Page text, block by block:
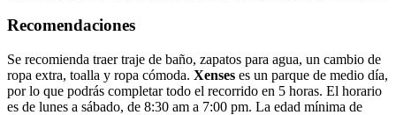
Recomendaciones
Se recomienda traer traje de baño, zapatos para agua, un cambio de
ropa extra, toalla y ropa cómoda. Xenses es un parque de medio día,
por lo que podrás completar todo el recorrido en 5 horas. El horario
es de lunes a sábado, de 8:30 am a 7:00 pm. La edad mínima de